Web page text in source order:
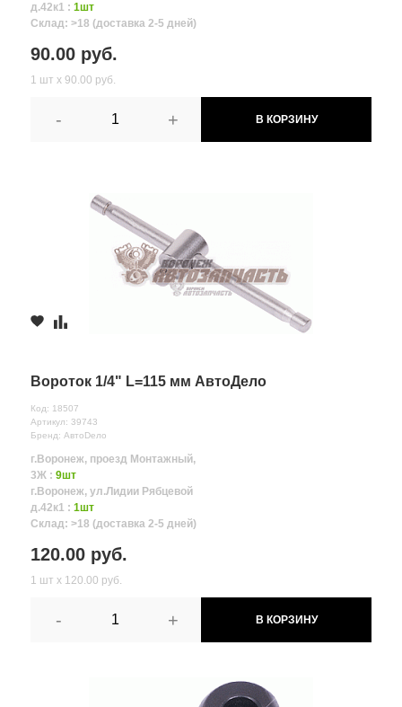
д.42к1 : 1шт
Склад: >18 (доставка 2-5 дней)
90.00 руб.
1 шт х 90.00 руб.
- + В КОРЗИНУ
Вороток 1/4" L=115 мм АвтоДело
Код: 18507
Артикул: 39743
Бренд: АвтоDело
г.Воронеж, проезд Монтажный,
3Ж : 9шт
г.Воронеж, ул.Лидии Рябцевой
д.42к1 : 1шт
Склад: >18 (доставка 2-5 дней)
120.00 руб.
1 шт х 120.00 руб.
- + В КОРЗИНУ